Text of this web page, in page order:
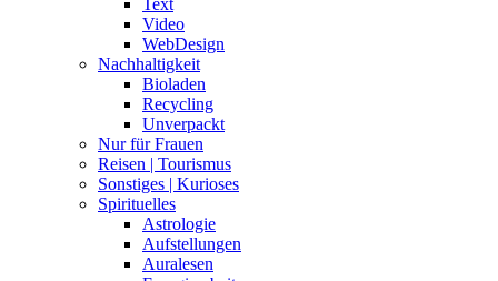
Text
Video
WebDesign
Nachhaltigkeit
Bioladen
Recycling
Unverpackt
Nur für Frauen
Reisen | Tourismus
Sonstiges | Kurioses
Spirituelles
Astrologie
Aufstellungen
Auralesen